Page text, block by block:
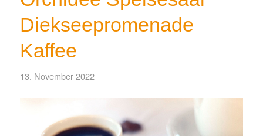
Diekseepromenade
Kaffee
13. November 2022